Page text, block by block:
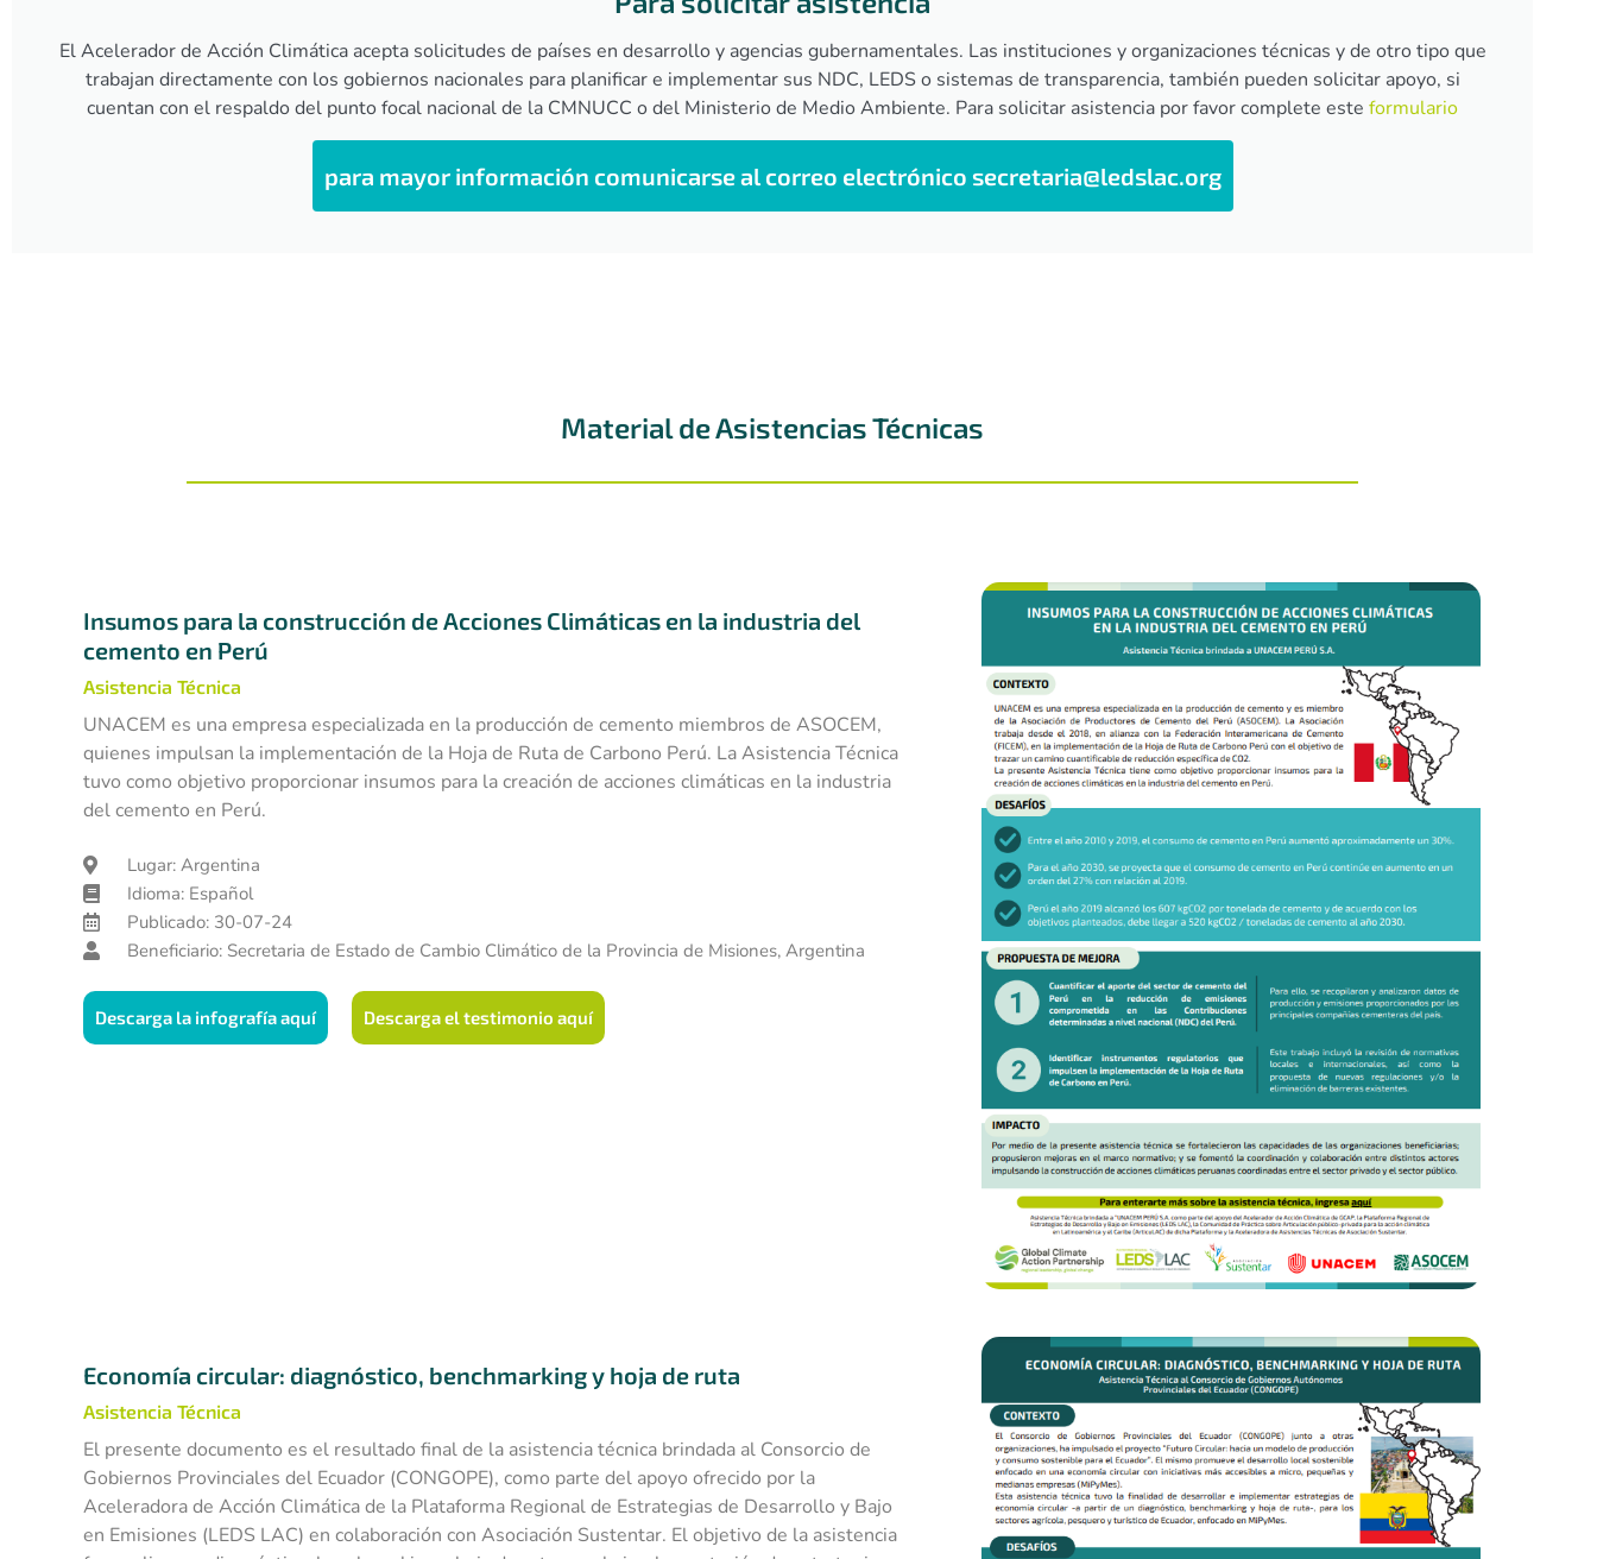
El Acelerador de Acción Climática acepta solicitudes de países en desarrollo y agencias gubernamentales. Las instituciones y organizaciones técnicas y de otro tipo que
trabajan directamente con los gobiernos nacionales para planificar e implementar sus NDC, LEDS o sistemas de transparencia, también pueden solicitar apoyo, si
cuentan con el respaldo del punto focal nacional de la CMNUCC o del Ministerio de Medio Ambiente. Para solicitar asistencia por favor complete este formulario
para mayor información comunicarse al correo electrónico secretaria@ledslac.org
Material de Asistencias Técnicas
Insumos para la construcción de Acciones Climáticas en la industria del
cemento en Perú
Asistencia Técnica
UNACEM es una empresa especializada en la producción de cemento miembros de ASOCEM,
quienes impulsan la implementación de la Hoja de Ruta de Carbono Perú. La Asistencia Técnica
tuvo como objetivo proporcionar insumos para la creación de acciones climáticas en la industria
del cemento en Perú.
Lugar: Argentina
Idioma: Español
Publicado: 30-07-24
Beneficiario: Secretaria de Estado de Cambio Climático de la Provincia de Misiones, Argentina
Descarga la infografía aquí Descarga el testimonio aquí
Economía circular: diagnóstico, benchmarking y hoja de ruta
Asistencia Técnica
El presente documento es el resultado final de la asistencia técnica brindada al Consorcio de
Gobiernos Provinciales del Ecuador (CONGOPE), como parte del apoyo ofrecido por la
Aceleradora de Acción Climática de la Plataforma Regional de Estrategias de Desarrollo y Bajo
en Emisiones (LEDS LAC) en colaboración con Asociación Sustentar. El objetivo de la asistencia